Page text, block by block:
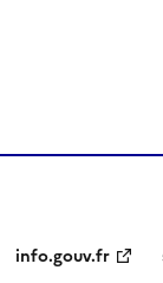
de la page
info.gouv.fr